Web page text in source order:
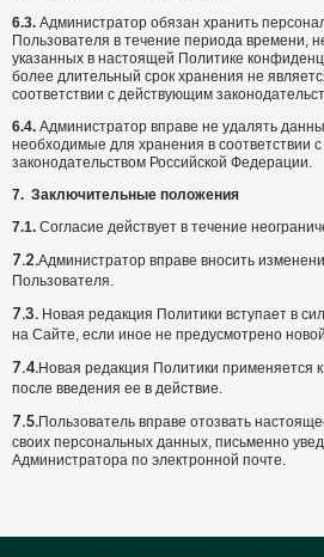
6.3. Администратор обязан хранить
Пользователя в течение периода времени,
указанных в настоящей Политике
более длительный срок хранения не
соответствии с действующим
6.4. Администратор вправе не удалять
необходимые для хранения в соответствии
законодательством Российской Федерации.
7. Заключительные положения
7.1. Согласие действует в течение
7.2.Администратор вправе вносить
Пользователя.
7.3. Новая редакция Политики вступает в
на Сайте, если иное не предусмотрено
7.4.Новая редакция Политики применяется
после введения ее в действие.
7.5.Пользователь вправе отозвать
своих персональных данных, письменно
Администратора по электронной почте.